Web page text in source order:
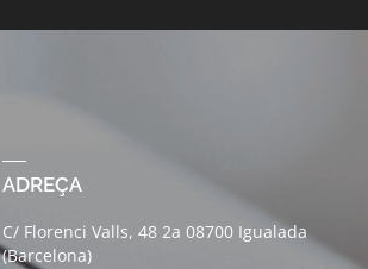
ADREÇA
C/ Florenci Valls, 48 2a 08700 Igualada
(Barcelona)